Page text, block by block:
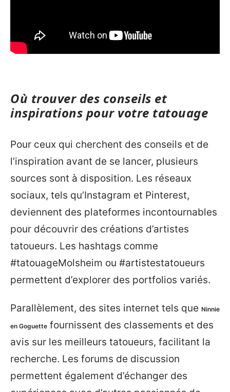
Où trouver des conseils et
inspirations pour votre tatouage
Pour ceux qui cherchent des conseils et de
l’inspiration avant de se lancer, plusieurs
sources sont à disposition. Les réseaux
sociaux, tels qu’Instagram et Pinterest,
deviennent des plateformes incontournables
pour découvrir des créations d’artistes
tatoueurs. Les hashtags comme
#tatouageMolsheim ou #artistestatoueurs
permettent d’explorer des portfolios variés.
Parallèlement, des sites internet tels que Ninnie
en Goguette fournissent des classements et des
avis sur les meilleurs tatoueurs, facilitant la
recherche. Les forums de discussion
permettent également d’échanger des